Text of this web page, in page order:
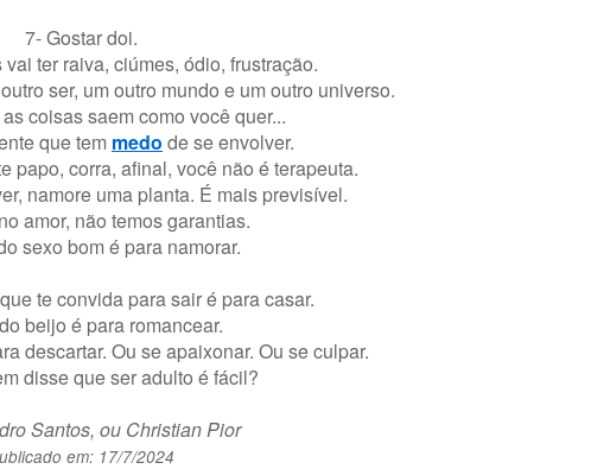
7- Gostar doi.
ter raiva, ciúmes, ódio, frustração.
ser, um outro mundo e um outro universo.
coisas saem como você quer...
que tem medo de se envolver.
papo, corra, afinal, você não é terapeuta.
namore uma planta. É mais previsível.
amor, não temos garantias.
sexo bom é para namorar.
te convida para sair é para casar.
beijo é para romancear.
descartar. Ou se apaixonar. Ou se culpar.
disse que ser adulto é fácil?
Santos, ou Christian Pior
em: 17/7/2024